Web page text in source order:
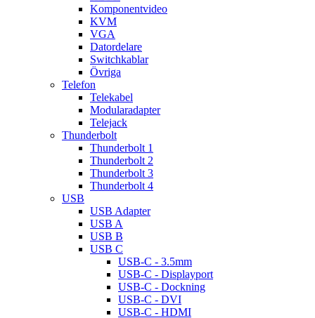
Komponentvideo
KVM
VGA
Datordelare
Switchkablar
Övriga
Telefon
Telekabel
Modularadapter
Telejack
Thunderbolt
Thunderbolt 1
Thunderbolt 2
Thunderbolt 3
Thunderbolt 4
USB
USB Adapter
USB A
USB B
USB C
USB-C - 3.5mm
USB-C - Displayport
USB-C - Dockning
USB-C - DVI
USB-C - HDMI